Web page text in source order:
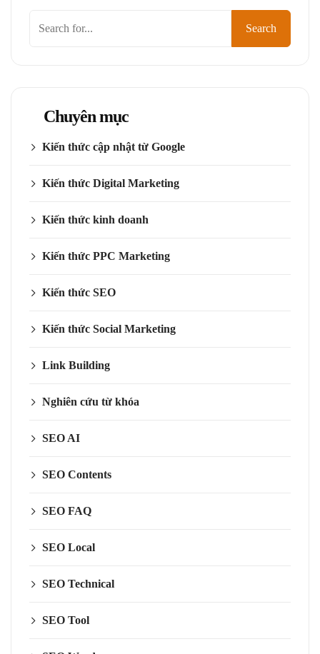
Search
Chuyên mục
Kiến thức cập nhật từ Google
Kiến thức Digital Marketing
Kiến thức kinh doanh
Kiến thức PPC Marketing
Kiến thức SEO
Kiến thức Social Marketing
Link Building
Nghiên cứu từ khóa
SEO AI
SEO Contents
SEO FAQ
SEO Local
SEO Technical
SEO Tool